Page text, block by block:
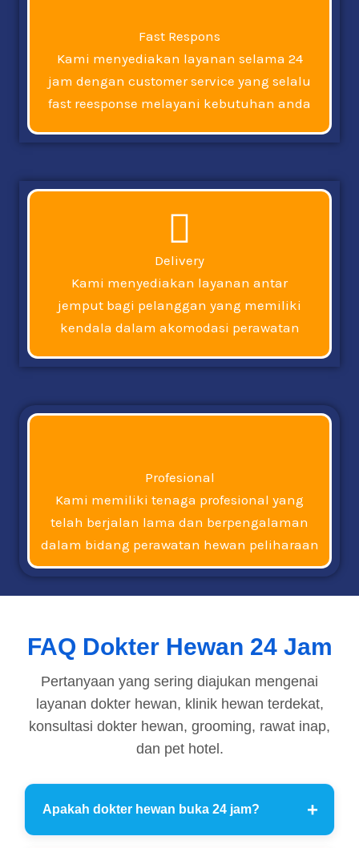
Fast Respons
Kami menyediakan layanan selama 24
jam dengan customer service yang selalu
fast reesponse melayani kebutuhan anda
Delivery
Kami menyediakan layanan antar
jemput bagi pelanggan yang memiliki
kendala dalam akomodasi perawatan
Profesional
Kami memiliki tenaga profesional yang
telah berjalan lama dan berpengalaman
dalam bidang perawatan hewan peliharaan
FAQ Dokter Hewan 24 Jam
Pertanyaan yang sering diajukan mengenai
layanan dokter hewan, klinik hewan terdekat,
konsultasi dokter hewan, grooming, rawat inap,
dan pet hotel.
Apakah dokter hewan buka 24 jam?